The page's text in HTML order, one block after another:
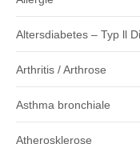
Altersdiabetes – Typ ll
Arthritis / Arthrose
Asthma bronchiale
Atherosklerose